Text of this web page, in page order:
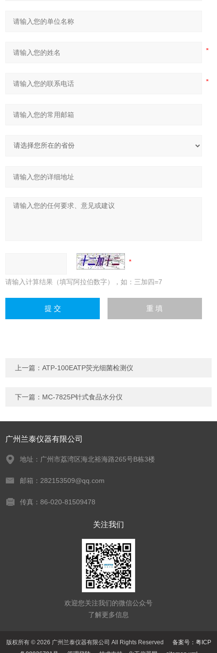
请输入计算结果（填写阿拉伯数字），如：三加四=7
上一篇：ATP-100EATP荧光细菌检测仪
下一篇： MC-7825P针式食品水分仪
广州兰泰仪器有限公司
地址：广州市荔湾区海北裕海路265号B栋3楼
邮箱：282153509@qq.com
传真：86-020-81509478
关注我们
欢迎您关注我们的微信公众号
了解更多信息
版权所有 © 2026 广州兰泰仪器有限公司 All Rights Reserved 备案号：粤ICP